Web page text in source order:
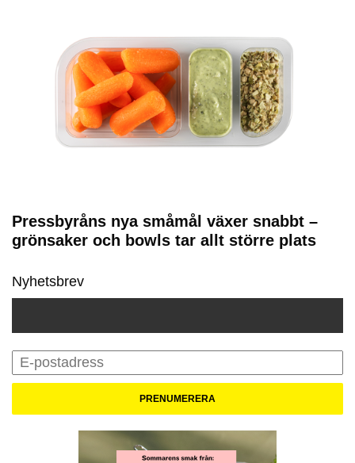
Pressbyråns nya småmål växer snabbt –
grönsaker och bowls tar allt större plats
Nyhetsbrev